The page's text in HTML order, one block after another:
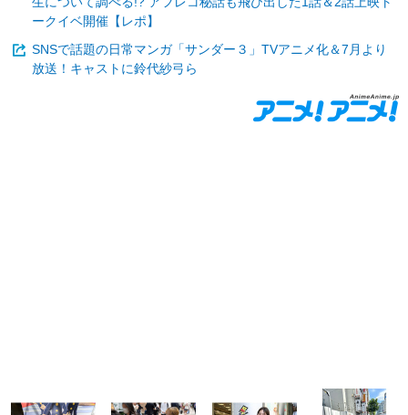
ークイベ開催【レポ】
SNSで話題の日常マンガ「サンダー３」TVアニメ化＆7月より
放送！キャストに鈴代紗弓ら